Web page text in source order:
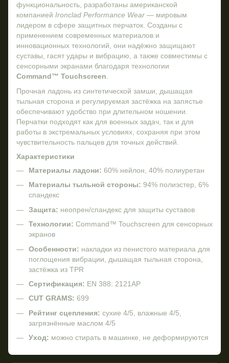
функциональность, разработаны американской
компанией Ironclad Performance Wear — мировым
лидером в сфере защитных перчаток. Созданы с
применением современных материалов и
инновационных технологий, они надёжно защищают
суставы, гасят удары и вибрацию, а также совместимы с
сенсорными экранами благодаря технологии
Command™ Touchscreen
Прочная ладонь из синтетической замши, дышащая
тыльная сторона и регулируемая застёжка на запястье
обеспечивают удобство при длительном ношении.
Перчатки подходят как для военных задач, так и для
работы в экстремальных условиях, сохраняя при этом
чувствительность пальцев для точных действий.
Характеристики
Материалы ладони: 60% нейлон, 40% полиуретан
Материалы тыльной стороны: 94% полиэстер, 6%
спандекс
Защита: неопрен/спандекс для защиты суставов
Технологии: Command™ Touchscreen для сенсорных
экранов
Особенности: накладки из пенистого материала для
поглощения вибрации, дышащая тыльная сторона,
застёжка из TPR
Сертификация: EN 388: 2121AP
CUT GRAMS: 699
Рейтинг сцепления: сухие 4/5, влажные 4/5,
загрязнённые маслом 4/5
Уход: можно стирать в машинке, не деформируются